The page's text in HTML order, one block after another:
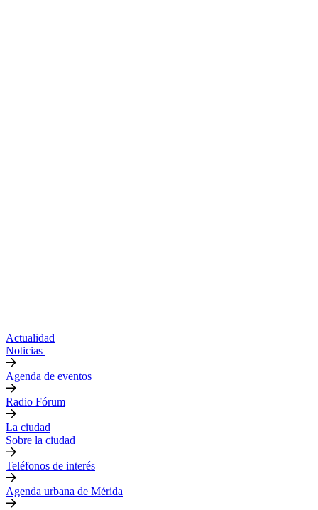
Actualidad
Noticias
Agenda de eventos
Radio Fórum
La ciudad
Sobre la ciudad
Teléfonos de interés
Agenda urbana de Mérida